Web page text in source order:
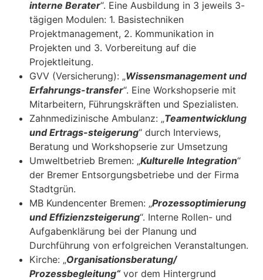
interne Berater“. Eine Ausbildung in 3 jeweils 3-
tägigen Modulen: 1. Basistechniken
Projektmanagement, 2. Kommunikation in
Projekten und 3. Vorbereitung auf die
Projektleitung.
GVV (Versicherung): „Wissensmanagement und
Erfahrungs-transfer“. Eine Workshopserie mit
Mitarbeitern, Führungskräften und Spezialisten.
Zahnmedizinische Ambulanz: „Teamentwicklung
und Ertrags-steigerung“ durch Interviews,
Beratung und Workshopserie zur Umsetzung
Umweltbetrieb Bremen: „Kulturelle Integration“
der Bremer Entsorgungsbetriebe und der Firma
Stadtgrün.
MB Kundencenter Bremen: „Prozessoptimierung
und Effizienzsteigerung“. Interne Rollen- und
Aufgabenklärung bei der Planung und
Durchführung von erfolgreichen Veranstaltungen.
Kirche: „Organisationsberatung/
Prozessbegleitung“vor dem Hintergrund